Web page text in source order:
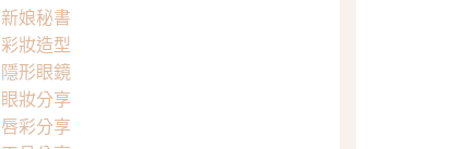
新娘秘書
彩妝造型
隱形眼鏡
眼妝分享
唇彩分享